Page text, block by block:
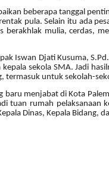
beberapa tanggal
pula. Selain itu ada
berakhlak mulia, cerdas,
Iswan Djati Kusuma,
sekola SMA. Jadi
termasuk untuk sekolah-
baru menjabat di Kota
tuan rumah pelaksanaan
Dinas, Kepala Bidang,